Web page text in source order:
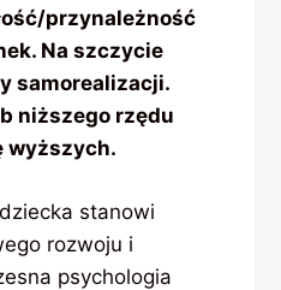
przynależność
Na szczycie
samorealizacji.
niższego rzędu
wyższych.
stanowi
rozwoju i
psychologia